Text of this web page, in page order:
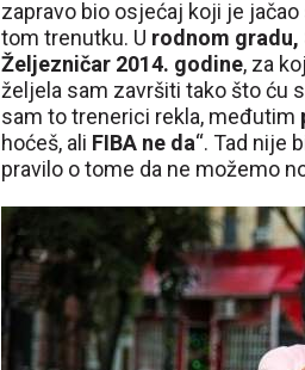
zapravo bio osjećaj koji je
tom trenutku. U rodnom gradu,
Željezničar 2014. godine, za
željela sam završiti tako što ću
sam to trenerici rekla, međutim
hoćeš, ali FIBA ne da“. Tad nije
pravilo o tome da ne možemo